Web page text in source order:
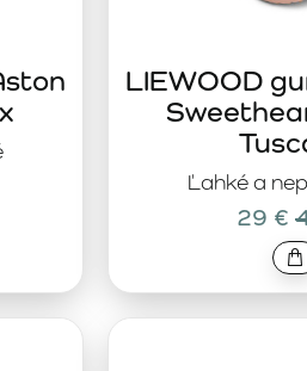
Ľahké a
LIEWOOD
29 €